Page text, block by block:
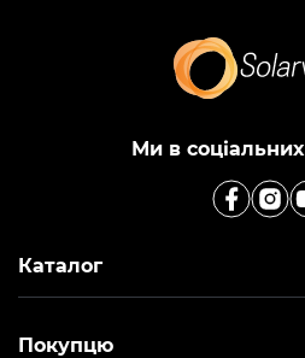
Ми в
Каталог
Покупцю